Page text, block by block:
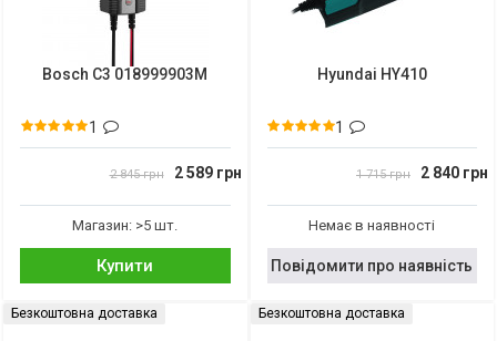
Bosch C3 018999903M
1
2 845 грн 2 589 грн
Магазин: >5 шт.
Купити
Hyundai HY410
1
1 715 грн 2 840 грн
Немає в наявності
Повідомити про наявність
Безкоштовна доставка Безкоштовна доставка